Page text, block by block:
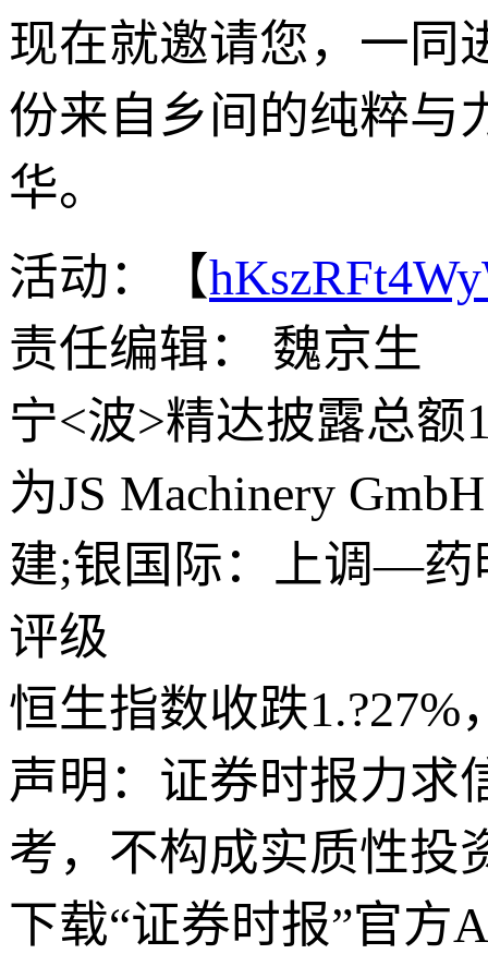
现在就邀请您，一同
份来自乡间的纯粹与
华。
活动：【
责任编辑： 魏京生
宁<波>精达披露总
为JS Machinery GmbH
建;银国际：上调—药
评级
恒生指数收跌1.?27%
声明：证券时报力求
考，不构成实质性投
下载“证券时报”官方